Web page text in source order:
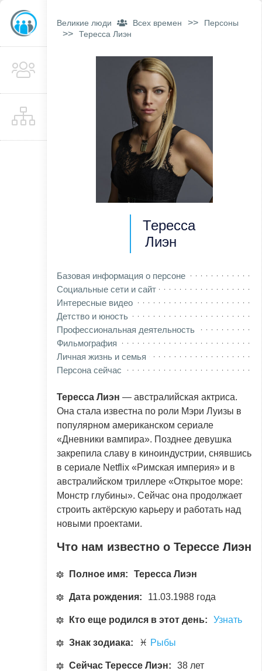
Великие люди Всех времен >> Персоны
>> Тересса Лиэн
Тересса
Лиэн
Базовая информация о персоне
Социальные сети и сайт
Интересные видео
Детство и юность
Профессиональная деятельность
Фильмография
Личная жизнь и семья
Персона сейчас
Тересса Лиэн — австралийская актриса.
Она стала известна по роли Мэри Луизы в
популярном американском сериале
«Дневники вампира». Позднее девушка
закрепила славу в киноиндустрии, снявшись
в сериале Netflix «Римская империя» и в
австралийском триллере «Открытое море:
Монстр глубины». Сейчас она продолжает
строить актёрскую карьеру и работать над
новыми проектами.
Что нам известно о Терессе Лиэн
Полное имя: Тересса Лиэн
Дата рождения: 11.03.1988 года
Кто еще родился в этот день: Узнать
Знак зодиака: ♓ Рыбы
Сейчас Терессе Лиэн:
38 лет